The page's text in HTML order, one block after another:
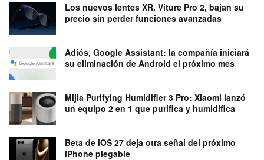
Los nuevos lentes XR, Viture Pro 2, bajan su
precio sin perder funciones avanzadas
Adiós, Google Assistant: la compañía iniciará
su eliminación de Android el próximo mes
Mijia Purifying Humidifier 3 Pro: Xiaomi lanzó
un equipo 2 en 1 que purifica y humidifica
Beta de iOS 27 deja otra señal del próximo
iPhone plegable